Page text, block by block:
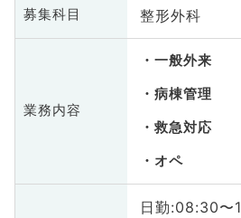
募集科目 整形外科
業務内容
一般外来
病棟管理
救急対応
オペ
日勤:08:30〜